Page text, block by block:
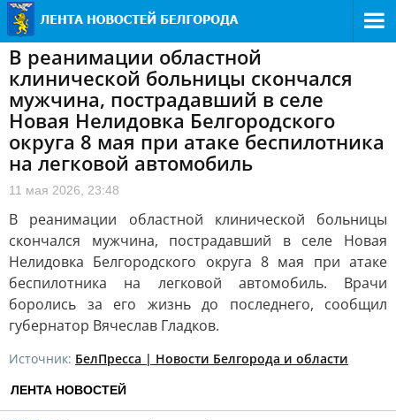
В реанимации областной
клинической больницы скончался
мужчина, пострадавший в селе
Новая Нелидовка Белгородского
округа 8 мая при атаке беспилотника
на легковой автомобиль
11 мая 2026, 23:48
В реанимации областной клинической больницы
скончался мужчина, пострадавший в селе Новая
Нелидовка Белгородского округа 8 мая при атаке
беспилотника на легковой автомобиль. Врачи
боролись за его жизнь до последнего, сообщил
губернатор Вячеслав Гладков.
Источник: БелПресса | Новости Белгорода и области
ЛЕНТА НОВОСТЕЙ